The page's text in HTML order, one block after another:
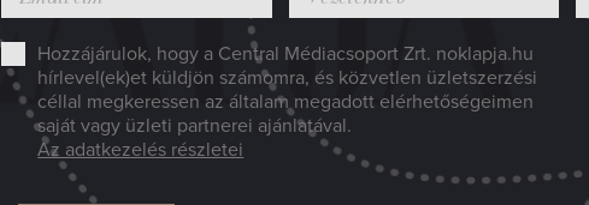
Hozzájárulok, hogy a Central Médiacsoport Zrt. noklapja.hu
hírlevel(ek)et küldjön számomra, és közvetlen üzletszerzési
céllal megkeressen az általam megadott elérhetőségeimen
saját vagy üzleti partnerei ajánlatával.
Az adatkezelés részletei